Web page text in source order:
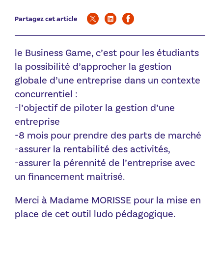
Partagez cet article
le Business Game, c’est pour les étudiants
la possibilité d’approcher la gestion
globale d’une entreprise dans un contexte
concurrentiel :
-l’objectif de piloter la gestion d’une
entreprise
-8 mois pour prendre des parts de marché
-assurer la rentabilité des activités,
-assurer la pérennité de l’entreprise avec
un financement maitrisé.
Merci à Madame MORISSE pour la mise en
place de cet outil ludo pédagogique.